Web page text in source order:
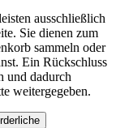
ausschließlich
Sie dienen zum
sammeln oder
Ein Rückschluss
und dadurch
weitergegeben.